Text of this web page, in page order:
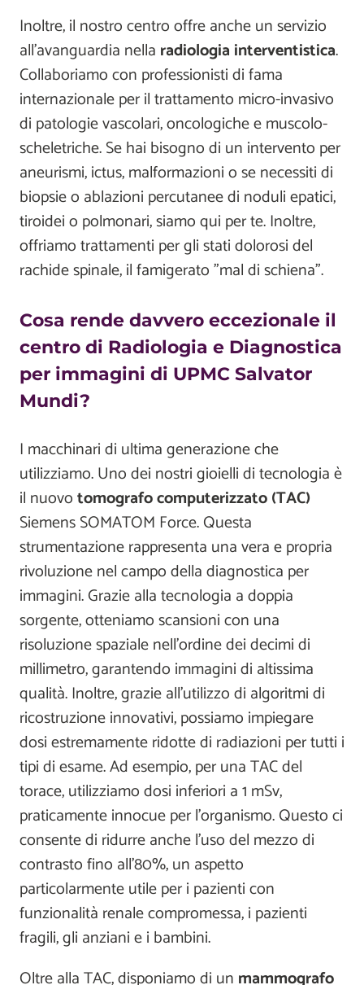
Inoltre, il nostro centro offre anche un servizio
all'avanguardia nella radiologia interventistica.
Collaboriamo con professionisti di fama
internazionale per il trattamento micro-invasivo
di patologie vascolari, oncologiche e muscolo-
scheletriche. Se hai bisogno di un intervento per
aneurismi, ictus, malformazioni o se necessiti di
biopsie o ablazioni percutanee di noduli epatici,
tiroidei o polmonari, siamo qui per te. Inoltre,
offriamo trattamenti per gli stati dolorosi del
rachide spinale, il famigerato "mal di schiena".
Cosa rende davvero eccezionale il
centro di Radiologia e Diagnostica
per immagini di UPMC Salvator
Mundi?
I macchinari di ultima generazione che
utilizziamo. Uno dei nostri gioielli di tecnologia è
il nuovotomografo computerizzato (TAC)
Siemens SOMATOM Force. Questa
strumentazione rappresenta una vera e propria
rivoluzione nel campo della diagnostica per
immagini. Grazie alla tecnologia a doppia
sorgente, otteniamo scansioni con una
risoluzione spaziale nell'ordine dei decimi di
millimetro, garantendo immagini di altissima
qualità. Inoltre, grazie all'utilizzo di algoritmi di
ricostruzione innovativi, possiamo impiegare
dosi estremamente ridotte di radiazioni per tutti i
tipi di esame. Ad esempio, per una TAC del
torace, utilizziamo dosi inferiori a 1 mSv,
praticamente innocue per l'organismo. Questo ci
consente di ridurre anche l'uso del mezzo di
contrasto fino all'80%, un aspetto
particolarmente utile per i pazienti con
funzionalità renale compromessa, i pazienti
fragili, gli anziani e i bambini.
Oltre alla TAC, disponiamo di un mammografo